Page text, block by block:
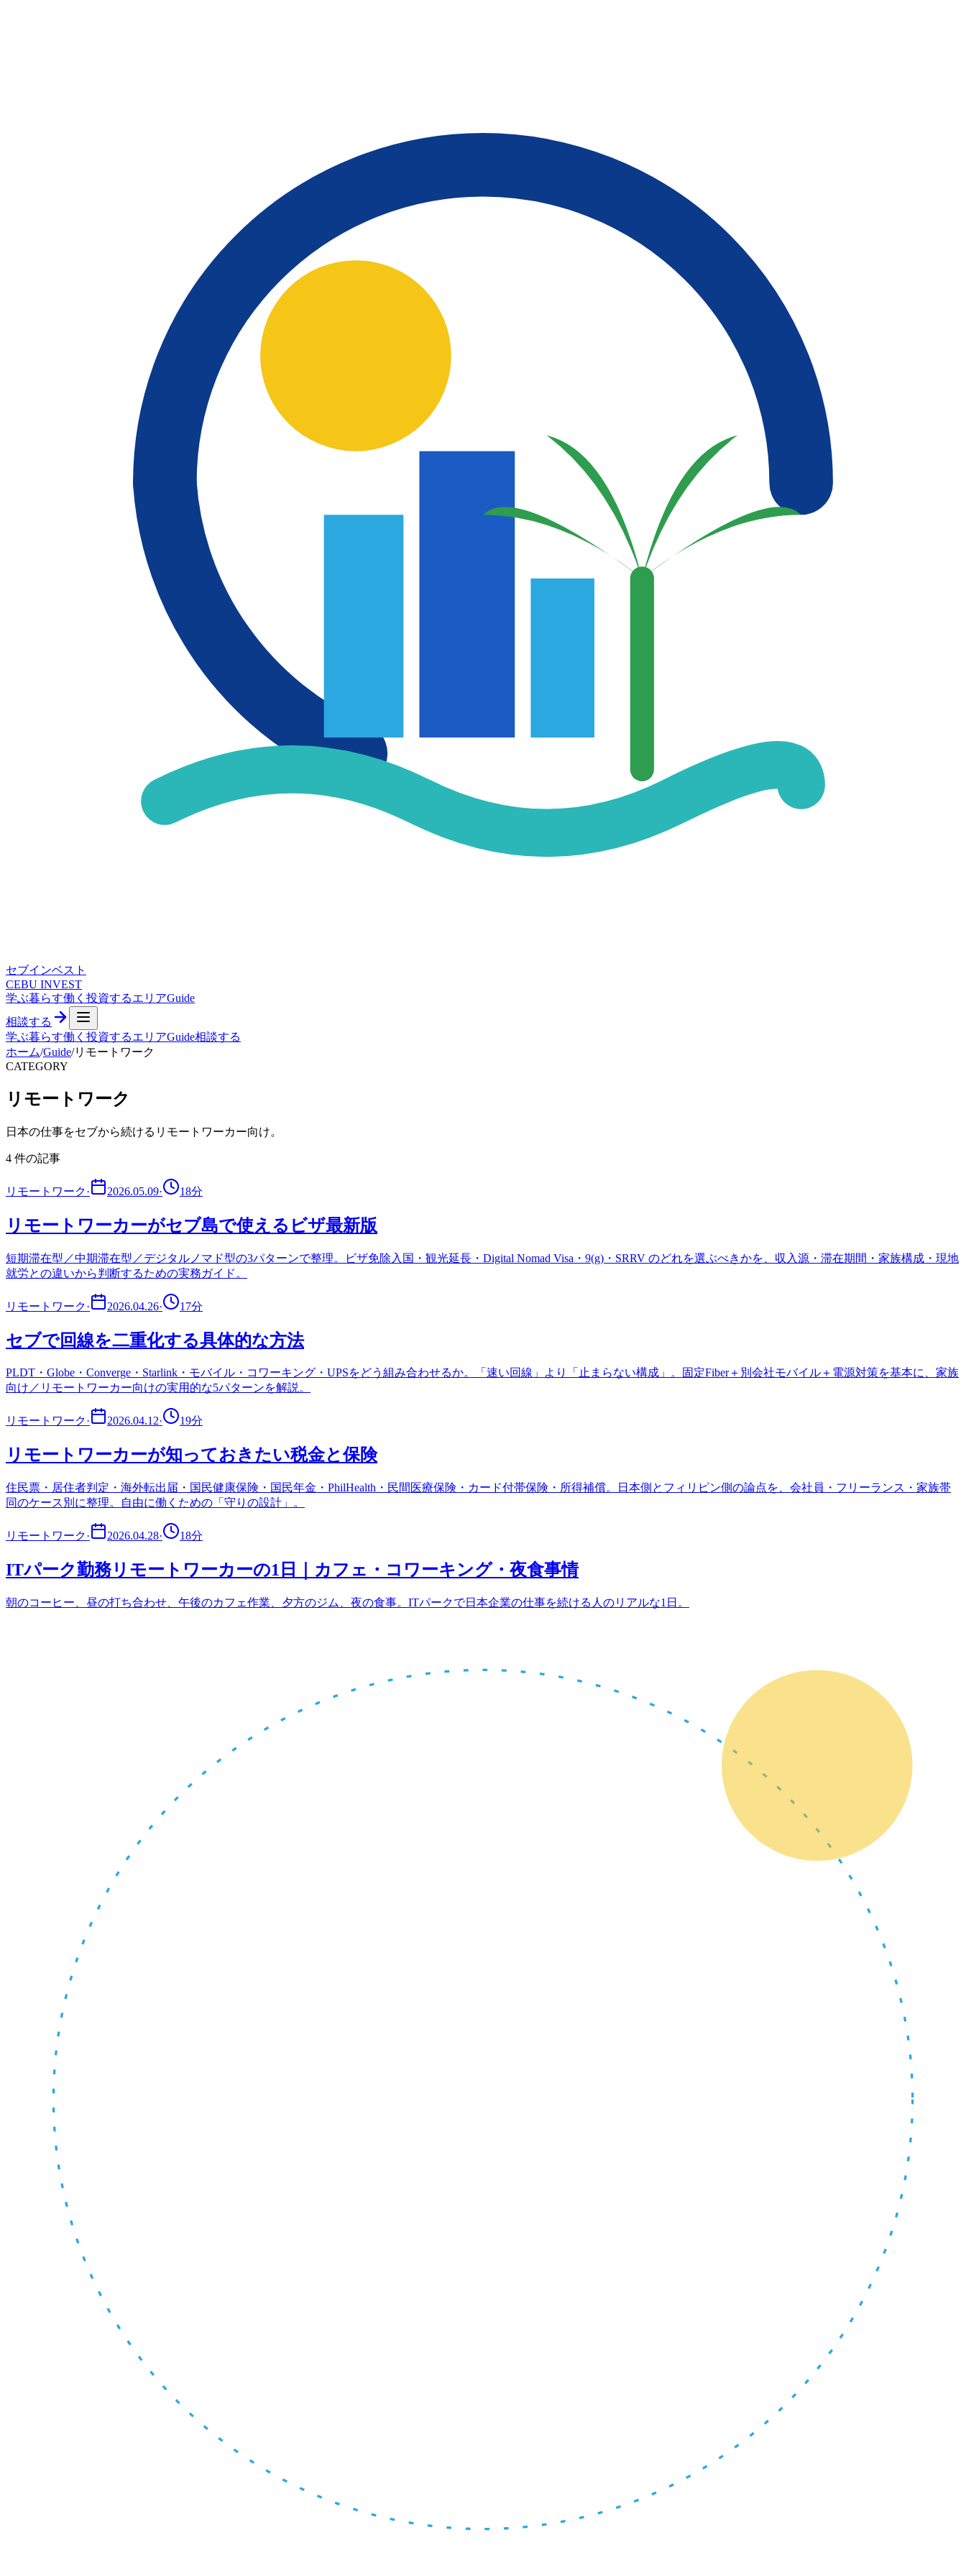
セブインベスト
CEBU INVEST
学ぶ暮らす働く 投資するエリアGuide
相談する
学ぶ暮らす働く 投資するエリアGuide相談する
ホーム/Guide/リモートワーク
CATEGORY
リモートワーク
日本の仕事をセブから続けるリモートワーカー向け。
4 件の記事
リモートワーク· 2026.05.09· 18分
リモートワーカーがセブ島で使えるビザ最新版
短期滞在型／中期滞在型／デジタルノマド型の3パターンで整理。ビザ免除入国・観光延長・Digital Nomad Visa・9(g)・SRRV のどれを選ぶべきかを、収入源・滞在期間・家族構成・現地
就労との違いから判断するための実務ガイド。
リモートワーク· 2026.04.26· 17分
セブで回線を二重化する具体的な方法
PLDT・Globe・Converge・Starlink・モバイル・コワーキング・UPSをどう組み合わせるか。「速い回線」より「止まらない構成」。固定Fiber＋別会社モバイル＋電源対策を基本に、家族
向け／リモートワーカー向けの実用的な5パターンを解説。
リモートワーク· 2026.04.12· 19分
リモートワーカーが知っておきたい税金と保険
住民票・居住者判定・海外転出届・国民健康保険・国民年金・PhilHealth・民間医療保険・カード付帯保険・所得補償。日本側とフィリピン側の論点を、会社員・フリーランス・家族帯
同のケース別に整理。自由に働くための「守りの設計」。
リモートワーク· 2026.04.28· 18分
ITパーク勤務リモートワーカーの1日｜カフェ・コワーキング・夜食事情
朝のコーヒー、昼の打ち合わせ、午後のカフェ作業、夕方のジム、夜の食事。ITパークで日本企業の仕事を続ける人のリアルな1日。